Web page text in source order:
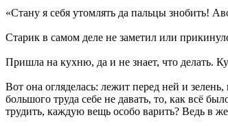
«Стану я себя утомлять да пальцы знобить!
Старик в самом деле не заметил или
Пришла на кухню, да и не знает, что делать.
Вот она огляделась: лежит перед ней и
большого труда себе не давать, то, как всё
трудить, каждую вещь особо варить? Ведь в